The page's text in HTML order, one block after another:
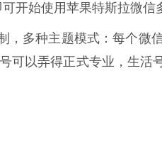
开始使用苹果特斯拉微信
，多种主题模式：每个微
可以弄得正式专业，生活